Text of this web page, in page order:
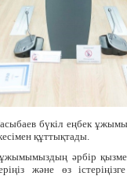
бүкіл еңбек
құттықтады.
ұжымымыздың әрбір
және өз